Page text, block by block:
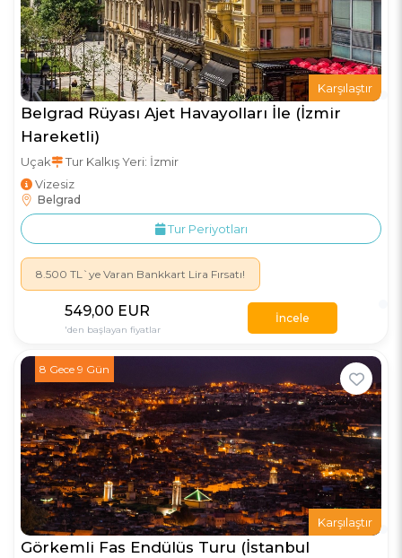
Karşılaştır
Belgrad Rüyası Ajet Havayolları İle (İzmir
Hareketli)
Uçak
Tur Kalkış Yeri: İzmir
Vizesiz
Belgrad
Tur Periyotları
8.500 TL`ye Varan Bankkart Lira Fırsatı!
549,00 EUR
'den başlayan fiyatlar
İncele
Karşılaştır
8 Gece 9 Gün
Görkemli Fas Endülüs Turu (İstanbul